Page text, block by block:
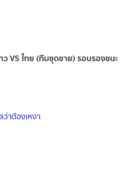
VS ไทย (ทีมชุดชาย) รอบรองชนะ